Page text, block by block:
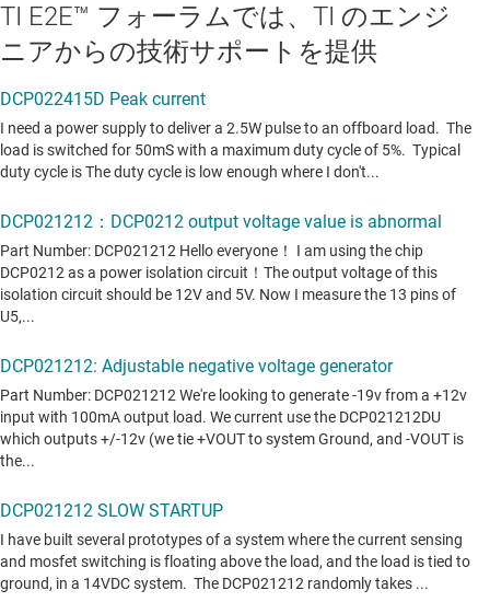
TI E2E™ フォーラムでは、TI のエンジ
ニアからの技術サポートを提供